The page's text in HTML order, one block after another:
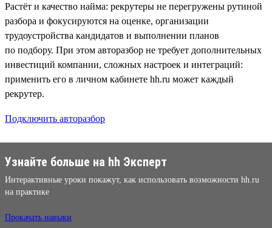
Растёт и качество найма: рекрутеры не перегружены рутиной
разбора и фокусируются на оценке, организации
трудоустройства кандидатов и выполнении планов
по подбору. При этом авторазбор не требует дополнительных
инвестиций компании, сложных настроек и интеграций:
применить его в личном кабинете hh.ru может каждый
рекрутер.
Подключить авторазбор
Узнайте больше на hh Эксперт
Интерактивные уроки покажут, как использовать возможности hh.ru
на практике
Прокачать навыки